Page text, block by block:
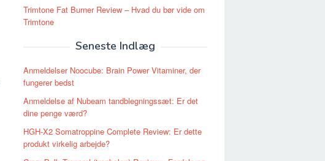
Trimtone Fat Burner Review – Hvad du bør vide om
Trimtone
Seneste Indlæg
Anmeldelser Noocube: Brain Power Vitaminer, der
fungerer bedst
Anmeldelse af Nubeam tandblegningssæt: Er det
dine penge værd?
HGH-X2 Somatroppine Complete Review: Er dette
produkt virkelig arbejde?